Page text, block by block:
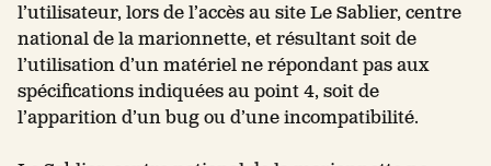
l’utilisateur, lors de l’accès au site Le Sablier, centre
national de la marionnette, et résultant soit de
l’utilisation d’un matériel ne répondant pas aux
spécifications indiquées au point 4, soit de
l’apparition d’un bug ou d’une incompatibilité.